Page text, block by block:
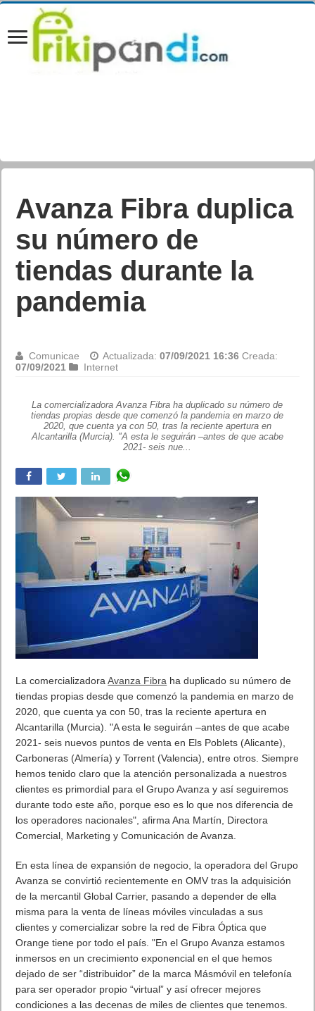
Avanza Fibra duplica
su número de
tiendas durante la
pandemia
Comunicae Actualizada:07/09/2021 16:36 Creada:
07/09/2021
Internet
La comercializadora Avanza Fibra ha duplicado su número de
tiendas propias desde que comenzó la pandemia en marzo de
2020, que cuenta ya con 50, tras la reciente apertura en
Alcantarilla (Murcia). "A esta le seguirán –antes de que acabe
2021- seis nue...
La comercializadoraAvanza Fibra ha duplicado su número de
tiendas propias desde que comenzó la pandemia en marzo de
2020, que cuenta ya con 50, tras la reciente apertura en
Alcantarilla (Murcia). "A esta le seguirán –antes de que acabe
2021- seis nuevos puntos de venta en Els Poblets (Alicante),
Carboneras (Almería) y Torrent (Valencia), entre otros. Siempre
hemos tenido claro que la atención personalizada a nuestros
clientes es primordial para el Grupo Avanza y así seguiremos
durante todo este año, porque eso es lo que nos diferencia de
los operadores nacionales", afirma Ana Martín, Directora
Comercial, Marketing y Comunicación de Avanza.
En esta línea de expansión de negocio, la operadora del Grupo
Avanza se convirtió recientemente en OMV tras la adquisición
de la mercantil Global Carrier, pasando a depender de ella
misma para la venta de líneas móviles vinculadas a sus
clientes y comercializar sobre la red de Fibra Óptica que
Orange tiene por todo el país. "En el Grupo Avanza estamos
inmersos en un crecimiento exponencial en el que hemos
dejado de ser “distribuidor” de la marca Másmóvil en telefonía
para ser operador propio “virtual” y así ofrecer mejores
condiciones a las decenas de miles de clientes que tenemos.